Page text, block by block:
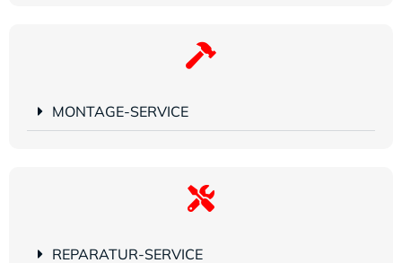
MONTAGE-SERVICE
REPARATUR-SERVICE